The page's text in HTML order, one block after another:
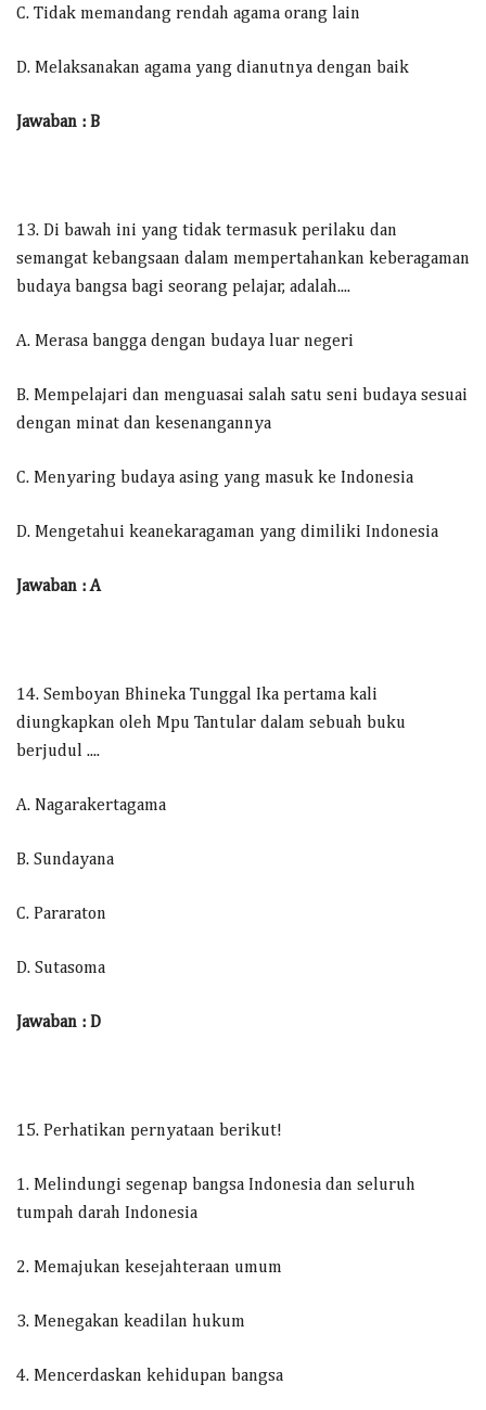
C. Tidak memandang rendah agama orang lain
D. Melaksanakan agama yang dianutnya dengan baik
Jawaban : B
13. Di bawah ini yang tidak termasuk perilaku dan
semangat kebangsaan dalam mempertahankan keberagaman
budaya bangsa bagi seorang pelajar, adalah....
A. Merasa bangga dengan budaya luar negeri
B. Mempelajari dan menguasai salah satu seni budaya sesuai
dengan minat dan kesenangannya
C. Menyaring budaya asing yang masuk ke Indonesia
D. Mengetahui keanekaragaman yang dimiliki Indonesia
Jawaban : A
14. Semboyan Bhineka Tunggal Ika pertama kali
diungkapkan oleh Mpu Tantular dalam sebuah buku
berjudul ....
A. Nagarakertagama
B. Sundayana
C. Pararaton
D. Sutasoma
Jawaban : D
15. Perhatikan pernyataan berikut!
1. Melindungi segenap bangsa Indonesia dan seluruh
tumpah darah Indonesia
2. Memajukan kesejahteraan umum
3. Menegakan keadilan hukum
4. Mencerdaskan kehidupan bangsa